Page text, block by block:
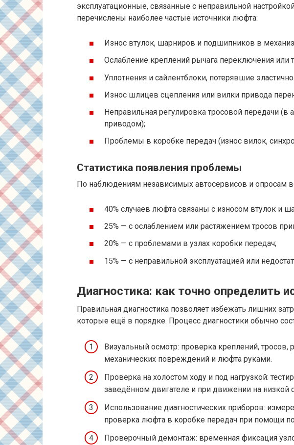
эксплуатационные, связанные с неправильной
перечислены наиболее частые источники люфта:
Износ втулок, шарниров и подшипников в
Ослабление креплений рычага переключения или
Уплотнения и сайлентблоки, потерявшие
Износ шлицев сцепления или вилки привода
Неправильная регулировка тросовой передачи (в
приводом);
Проблемы в коробке передач (износ вилок,
Статистика появления проблемы
По наблюдениям независимых автосервисов и опросам
40% случаев люфта связаны с износом втулок и
25% — с ослаблением или растяжением тросов
20% — с проблемами в узлах коробки передач;
15% — с неправильной эксплуатацией или
Диагностика: как точно определить
Правильная диагностика позволяет избежать лишних
которые ещё в порядке. Процесс диагностики обычно
Визуальный осмотр: проверка креплений, тросов,
механических повреждений и люфта руками.
Проверка на холостом ходу и под нагрузкой:
заведённом двигателе и при движении на низкой
Использование диагностических приборов:
проверка люфта в коробке передач при помощи
Проверочный демонтаж: временная фиксация